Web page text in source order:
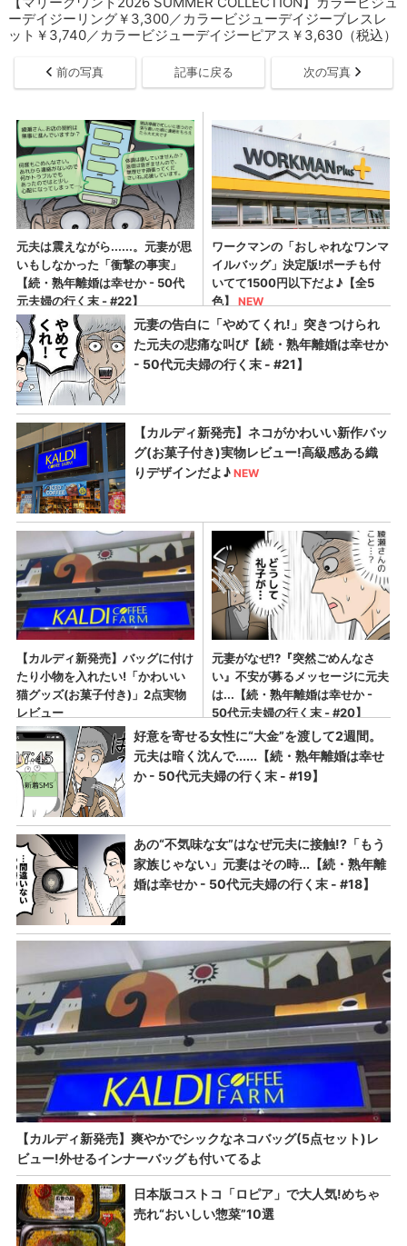
ーデイジーリング￥3,300／カラービジューデイジーブレスレ
ット￥3,740／カラービジューデイジーピアス￥3,630（税込）
前の写真 記事に戻る 次の写真